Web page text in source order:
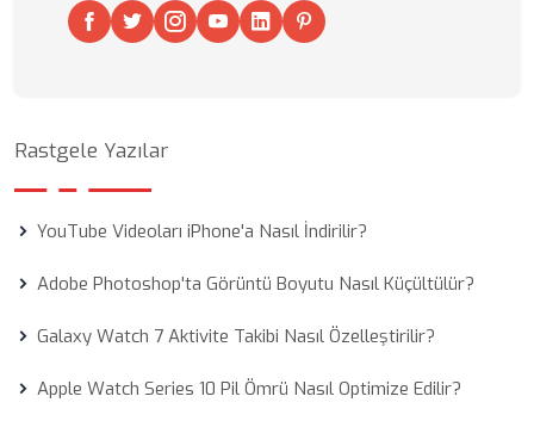
Rastgele Yazılar
YouTube Videoları iPhone'a Nasıl İndirilir?
Adobe Photoshop'ta Görüntü Boyutu Nasıl Küçültülür?
Galaxy Watch 7 Aktivite Takibi Nasıl Özelleştirilir?
Apple Watch Series 10 Pil Ömrü Nasıl Optimize Edilir?